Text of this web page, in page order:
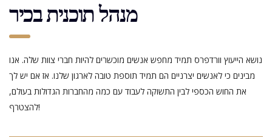
מנהל תוכנית בכיר
נושא הייעוץ וורדפרס תמיד מחפש אנשים מוכשרים להיות חברי צוות שלה. אנו
מבינים כי לאנשים יצרניים הם תמיד תוספת טובה לארגון שלנו. אז אם יש לך
את החוש הכספי לבין התשוקה לעבוד עם כמה מהחברות הגדולות בעולם,
להצטרף!